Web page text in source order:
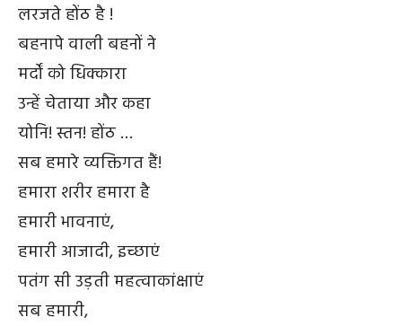
लरजते होंठ है !
बहनापे वाली बहनों ने
मर्दों को धिक्कारा
उन्हें चेताया और कहा
योनि! स्तन! होंठ …
सब हमारे व्यक्तिगत हैं!
हमारा शरीर हमारा है
हमारी भावनाएं,
हमारी आजादी, इच्छाएं
पतंग सी उड़ती महत्वाकांक्षाएं
सब हमारी,